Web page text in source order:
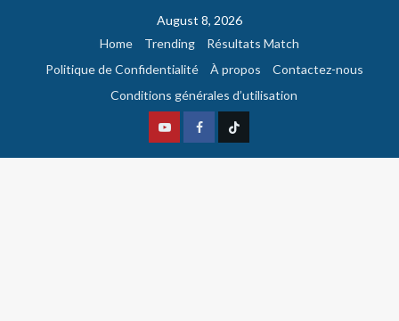
August 8, 2026
Home
Trending
Résultats Match
Politique de Confidentialité
À propos
Contactez-nous
Conditions générales d’utilisation